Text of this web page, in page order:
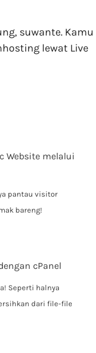
suwante. Kamu
lewat Live
Website melalui
pantau visitor
bareng!
cPanel
Seperti halnya
dari file-file